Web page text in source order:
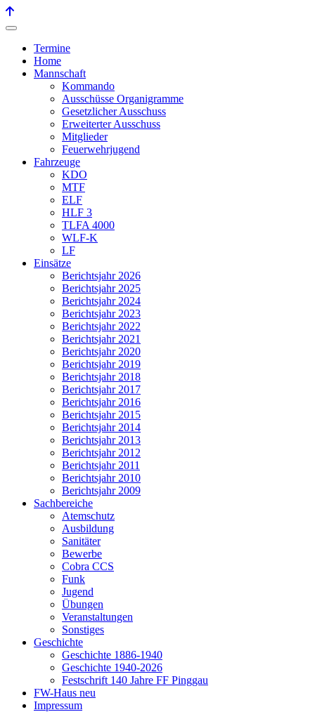
Termine
Home
Mannschaft
Kommando
Ausschüsse Organigramme
Gesetzlicher Ausschuss
Erweiterter Ausschuss
Mitglieder
Feuerwehrjugend
Fahrzeuge
KDO
MTF
ELF
HLF 3
TLFA 4000
WLF-K
LF
Einsätze
Berichtsjahr 2026
Berichtsjahr 2025
Berichtsjahr 2024
Berichtsjahr 2023
Berichtsjahr 2022
Berichtsjahr 2021
Berichtsjahr 2020
Berichtsjahr 2019
Berichtsjahr 2018
Berichtsjahr 2017
Berichtsjahr 2016
Berichtsjahr 2015
Berichtsjahr 2014
Berichtsjahr 2013
Berichtsjahr 2012
Berichtsjahr 2011
Berichtsjahr 2010
Berichtsjahr 2009
Sachbereiche
Atemschutz
Ausbildung
Sanitäter
Bewerbe
Cobra CCS
Funk
Jugend
Übungen
Veranstaltungen
Sonstiges
Geschichte
Geschichte 1886-1940
Geschichte 1940-2026
Festschrift 140 Jahre FF Pinggau
FW-Haus neu
Impressum